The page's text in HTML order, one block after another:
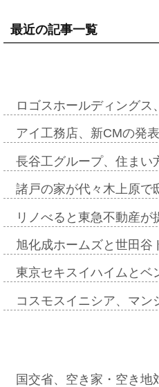
最近の記事一覧
ロゴスホールディング
アイ工務店、新CMの発
長谷工グループ、住ま
諸戸の家が代々木上原
リノべると東急不動産
旭化成ホームズと世田
東京セキスイハイムと
コスモスイニシア、マ
国交省、空き家・空き